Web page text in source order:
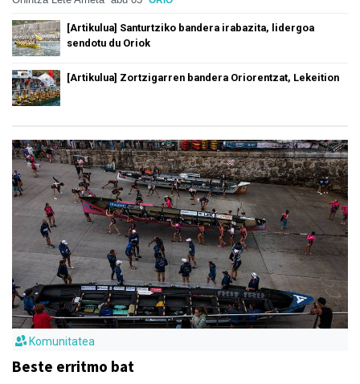
[Artikulua] Santurtziko bandera irabazita, lidergoa
sendotu du Oriok
[Artikulua] Zortzigarren bandera Oriorentzat, Lekeition
Komunitatea
Beste erritmo bat